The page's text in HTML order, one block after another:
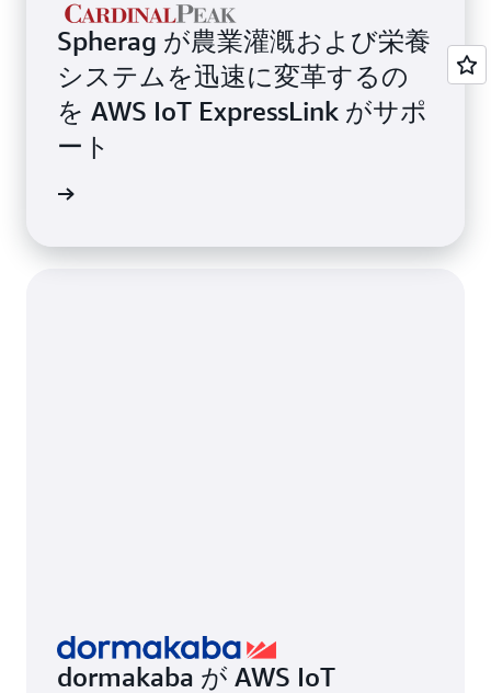
Spherag が農業灌漑および栄養
システムを迅速に変革するの
を AWS IoT ExpressLink がサポ
ート
dormakaba が AWS IoT